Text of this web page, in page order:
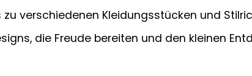
zu verschiedenen Kleidungsstücken und
die Freude bereiten und den kleinen